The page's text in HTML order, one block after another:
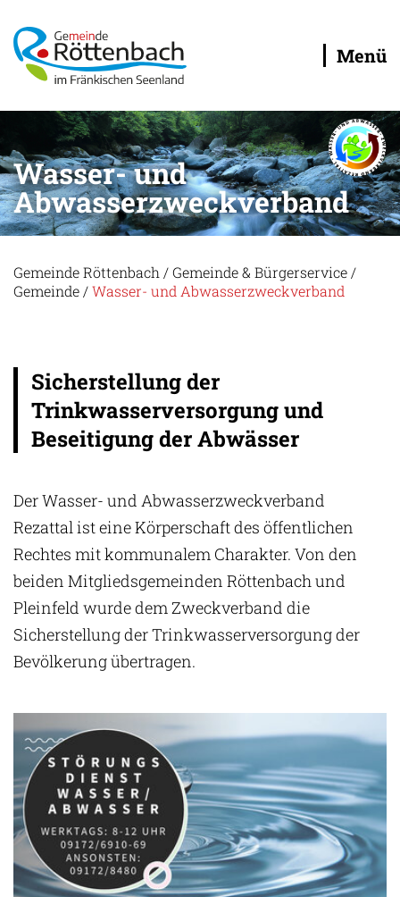
Menü
Wasser- und
Abwasserzweckverband
Gemeinde Röttenbach /Gemeinde & Bürgerservice /
Gemeinde /Wasser- und Abwasserzweckverband
Sicherstellung der
Trinkwasserversorgung und
Beseitigung der Abwässer
Der Wasser- und Abwasserzweckverband
Rezattal ist eine Körperschaft des öffentlichen
Rechtes mit kommunalem Charakter. Von den
beiden Mitgliedsgemeinden Röttenbach und
Pleinfeld wurde dem Zweckverband die
Sicherstellung der Trinkwasserversorgung der
Bevölkerung übertragen.